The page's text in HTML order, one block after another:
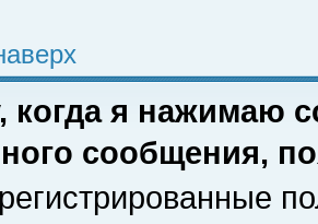
когда я нажимаю
сообщения,